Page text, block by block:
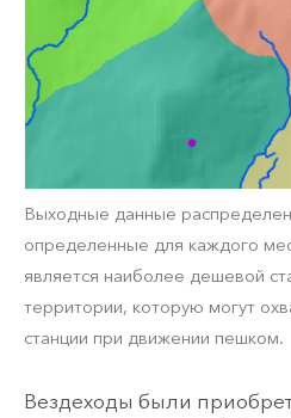
Выходные данные
определенные для каждого
является наиболее дешевой
территории, которую могут
станции при движении пешком.
Вездеходы были